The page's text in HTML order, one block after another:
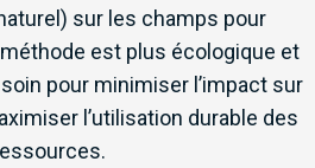
sur les champs pour
est plus écologique et
pour minimiser l’impact sur
l’utilisation durable des